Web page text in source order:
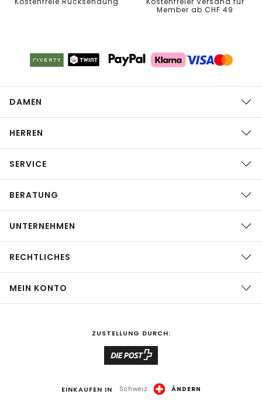
Member ab CHF 49
DAMEN
HERREN
SERVICE
BERATUNG
UNTERNEHMEN
RECHTLICHES
MEIN KONTO
ZUSTELLUNG DURCH:
EINKAUFEN IN Schweiz ÄNDERN